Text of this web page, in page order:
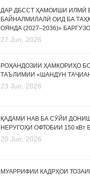
ДАР ДБССТ ҲАМОИШИ ИЛМӢ
БАЙНАЛМИЛАЛӢ ОИД БА
ОЯНДА (2027–2036)»
27 Jun, 2026
РОҲАНДОЗИИ ҲАМКОРИҲО
ТАЪЛИМИИ «ШАНДУН
23 Jun, 2026
ҚАДАМИ НАВ БА СӮЙИ
НЕРУГОҲИ ОФТОБИИ 150
20 Jun, 2026
МУАРРИФИИ КАДРҲОИ